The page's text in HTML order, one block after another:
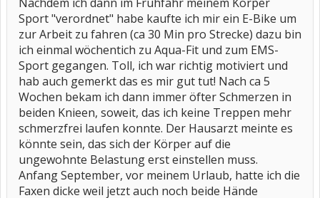
Sport "verordnet" habe kaufte ich mir ein E-Bike um
zur Arbeit zu fahren (ca 30 Min pro Strecke) dazu bin
ich einmal wöchentich zu Aqua-Fit und zum EMS-
Sport gegangen. Toll, ich war richtig motiviert und
hab auch gemerkt das es mir gut tut! Nach ca 5
Wochen bekam ich dann immer öfter Schmerzen in
beiden Knieen, soweit, das ich keine Treppen mehr
schmerzfrei laufen konnte. Der Hausarzt meinte es
könnte sein, das sich der Körper auf die
ungewohnte Belastung erst einstellen muss.
Anfang September, vor meinem Urlaub, hatte ich die
Faxen dicke weil jetzt auch noch beide Hände